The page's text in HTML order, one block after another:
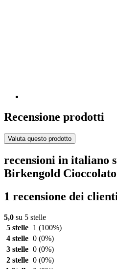
Recensione prodotti
Valuta questo prodotto
recensioni in italiano
Birkengold
1 recensione dei
5,0 su 5 stelle
5 stelle
1 (100%)
4 stelle 0 (0%)
3 stelle 0 (0%)
2 stelle 0 (0%)